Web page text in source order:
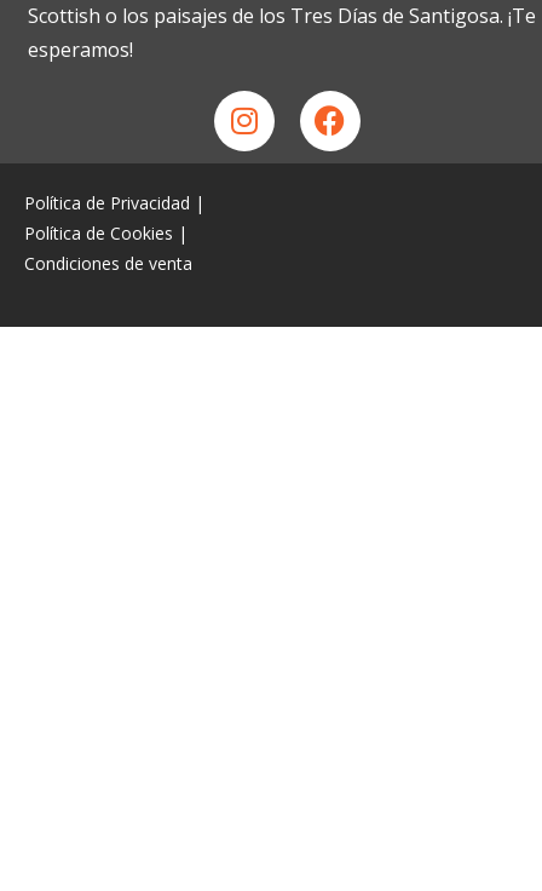
Scottish o los paisajes de los Tres Días de Santigosa. ¡Te
esperamos!
Política de Privacidad |
Política de Cookies |
Condiciones de venta